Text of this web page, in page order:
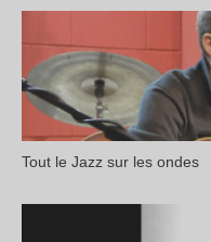
Tout le Jazz sur les ondes